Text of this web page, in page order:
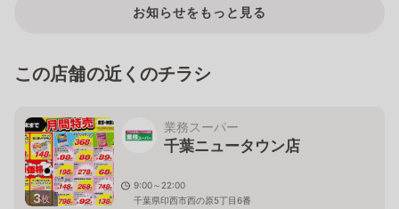
お知らせをもっと見る
この店舗の近くのチラシ
3枚
業務スーパー
千葉ニュータウン店
9:00～22:00
千葉県印西市西の原5丁目6番